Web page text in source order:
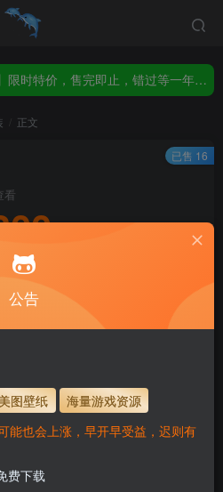
2026年新增【永久会员】限时特价，售完即止，错过等一年！！！
2026年新增【永久会员】限时特价，售完即止，错过等一年！！！
正文
看
至尊会员终生有效
会员免费下载资源
或支付后不跳转请联系QQ：3317425885
www.hellovam.com
通会员【免费下载】全站资源！
解压！
已售 16
公告
图壁纸
海量游戏资源
能也会上涨，早开早受益，迟则有
费下载